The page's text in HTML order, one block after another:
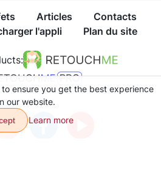
Articles
Contacts
l'appli Plan du site
ensure you get the best experience
our website.
Learn more